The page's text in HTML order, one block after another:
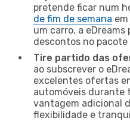
pretende ficar num
de fim de semana
um carro, a
descontos no
Tire partido das
ao subscrever o
excelentes ofertas
automóveis durante
vantagem adicional
flexibilidade e